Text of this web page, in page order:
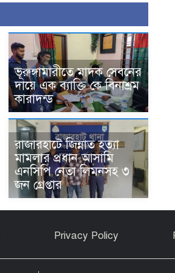
ভূরুঙ্গামারীতে মাদক সেবনের
দায়ে এক ব্যাক্তি কে বিনাশ্রম
কারাদন্ড
রাজারহাটে জিন্নাত হত্যা
মামলার প্রধান আসামি
এনসিপি নেতা লিমনসহ ৩
জন গ্রেপ্তার
Privacy Policy